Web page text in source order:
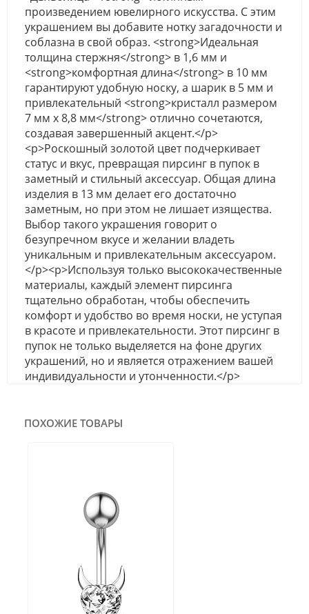
произведением ювелирного искусства. С этим
украшением вы добавите нотку загадочности и
соблазна в свой образ. <strong>Идеальная
толщина стержня</strong> в 1,6 мм и
<strong>комфортная длина</strong> в 10 мм
гарантируют удобную носку, а шарик в 5 мм и
привлекательный <strong>кристалл размером
7 мм х 8,8 мм</strong> отлично сочетаются,
создавая завершенный акцент.</p>
<p>Роскошный золотой цвет подчеркивает
статус и вкус, превращая пирсинг в пупок в
заметный и стильный аксессуар. Общая длина
изделия в 13 мм делает его достаточно
заметным, но при этом не лишает изящества.
Выбор такого украшения говорит о
безупречном вкусе и желании владеть
уникальным и привлекательным аксессуаром.
</p><p>Используя только высококачественные
материалы, каждый элемент пирсинга
тщательно обработан, чтобы обеспечить
комфорт и удобство во время носки, не уступая
в красоте и привлекательности. Этот пирсинг в
пупок не только выделяется на фоне других
украшений, но и является отражением вашей
индивидуальности и утонченности.</p>
ПОХОЖИЕ ТОВАРЫ